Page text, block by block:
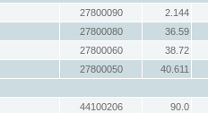
27800090
2.144
27800080
36.59
27800060
38.72
27800050
40.611
44100206
90.0